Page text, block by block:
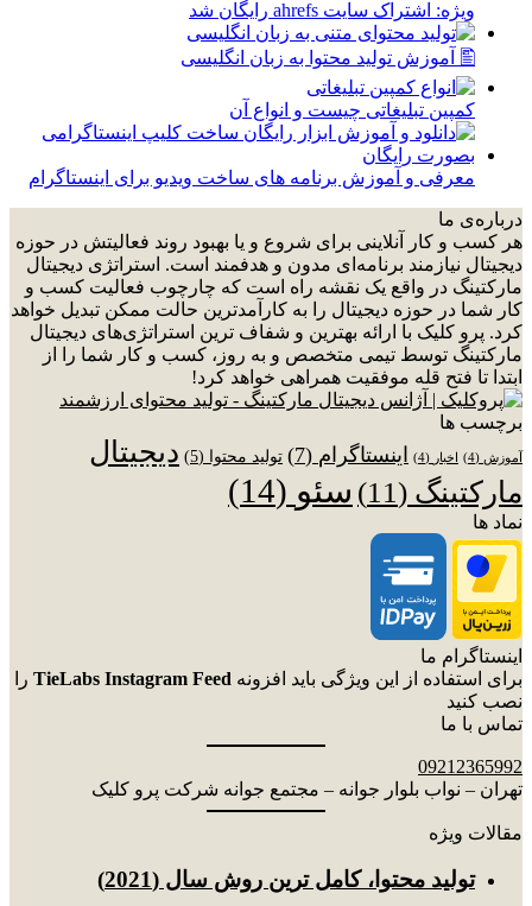
ویژه: اشتراک سایت ahrefs رایگان شد
🖺 آموزش تولید محتوا به زبان انگلیسی
کمپین تبلیغاتی چیست و انواع آن
معرفی و آموزش برنامه های ساخت ویدیو برای اینستاگرام
درباره‌ی ما
هر کسب و کار آنلاینی برای شروع و یا بهبود روند فعالیتش در حوزه
دیجیتال نیازمند برنامه‌ای مدون و هدفمند است. استراتژی دیجیتال
مارکتینگ در واقع یک نقشه راه است که چارچوب فعالیت کسب و
کار شما در حوزه دیجیتال را به کارآمدترین حالت ممکن تبدیل خواهد
کرد. پرو کلیک با ارائه بهترین و شفاف ترین استراتژی‌های دیجیتال
مارکتینگ توسط تیمی متخصص و به روز، کسب و کار شما را از
ابتدا تا فتح قله موفقیت همراهی خواهد کرد!
برچسب ها
آموزش (4) اخبار (4) اینستاگرام (7) تولید محتوا (5)
دیجیتال
مارکتینگ (11) سئو (14)
نماد ها
اینستاگرام ما
برای استفاده از این ویژگی باید افزونه TieLabs Instagram Feed را
نصب کنید
تماس با ما
09212365992
تهران – نواب بلوار جوانه – مجتمع جوانه شرکت پرو کلیک
مقالات ویژه
توليد محتوا، کامل ترین روش سال (2021)